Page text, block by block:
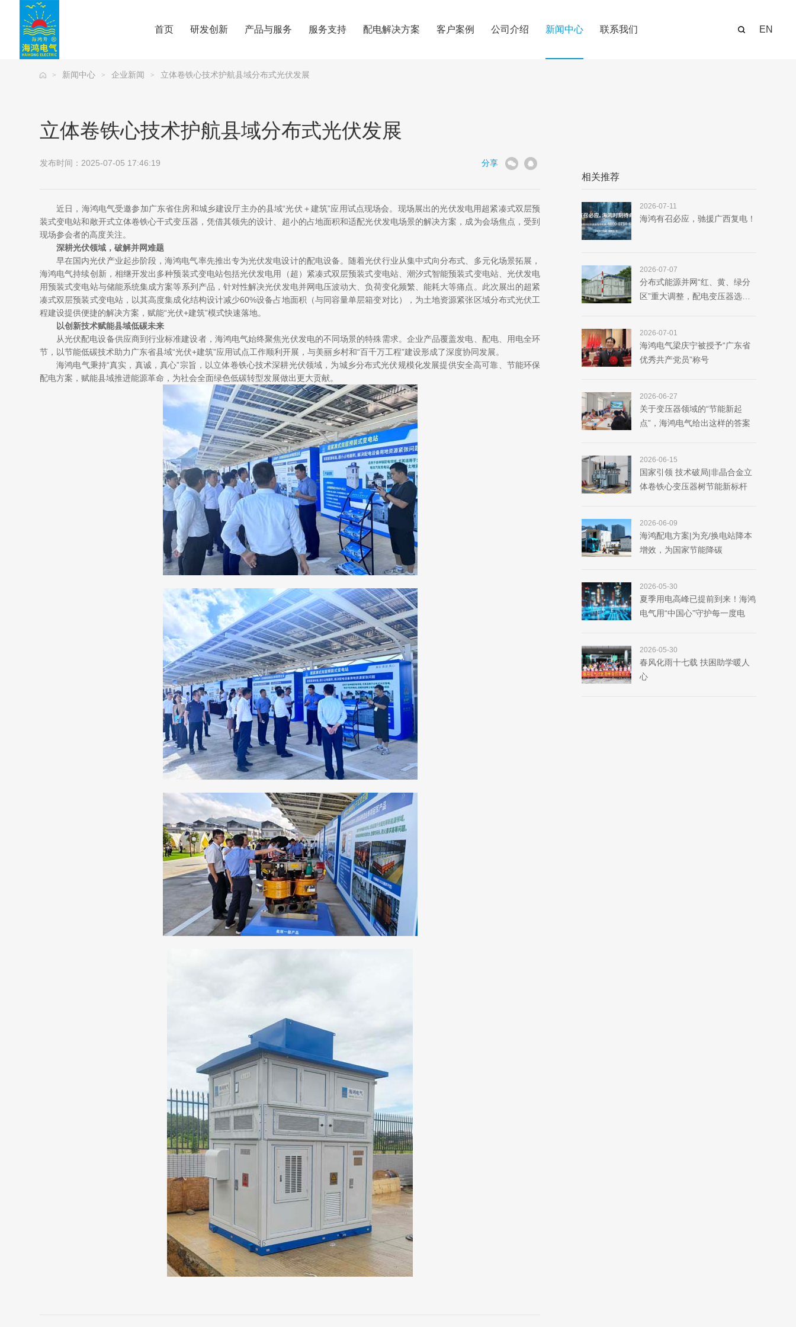
首页 研发创新 产品与服务 服务支持 配电解决方案 客户案例 公司介绍 新闻中心 联系我们 EN
> 新闻中心 > 企业新闻 > 立体卷铁心技术护航县域分布式光伏发展
立体卷铁心技术护航县域分布式光伏发展
发布时间：2025-07-05 17:46:19 分享
近日，海鸿电气受邀参加广东省住房和城乡建设厅主办的县域“光伏＋建筑”应用试点现场会。现场展出的光伏发电用超紧凑式双层预
装式变电站和敞开式立体卷铁心干式变压器，凭借其领先的设计、超小的占地面积和适配光伏发电场景的解决方案，成为会场焦点，受到
现场参会者的高度关注。
深耕光伏领域，破解并网难题
早在国内光伏产业起步阶段，海鸿电气率先推出专为光伏发电设计的配电设备。随着光伏行业从集中式向分布式、多元化场景拓展，
海鸿电气持续创新，相继开发出多种预装式变电站包括光伏发电用（超）紧凑式双层预装式变电站、潮汐式智能预装式变电站、光伏发电
用预装式变电站与储能系统集成方案等系列产品，针对性解决光伏发电并网电压波动大、负荷变化频繁、能耗大等痛点。此次展出的超紧
凑式双层预装式变电站，以其高度集成化结构设计减少60%设备占地面积（与同容量单层箱变对比），为土地资源紧张区域分布式光伏工
程建设提供便捷的解决方案，赋能“光伏+建筑”模式快速落地。
以创新技术赋能县域低碳未来
从光伏配电设备供应商到行业标准建设者，海鸿电气始终聚焦光伏发电的不同场景的特殊需求。企业产品覆盖发电、配电、用电全环
节，以节能低碳技术助力广东省县域“光伏+建筑”应用试点工作顺利开展，与美丽乡村和“百千万工程”建设形成了深度协同发展。
海鸿电气秉持“真实，真诚，真心”宗旨，以立体卷铁心技术深耕光伏领域，为城乡分布式光伏规模化发展提供安全高可靠、节能环保
配电方案，赋能县域推进能源革命，为社会全面绿色低碳转型发展做出更大贡献。
相关推荐
2026-07-11
海鸿有召必应，驰援广西复电！
2026-07-07
分布式能源并网“红、黄、绿分
区”重大调整，配电变压器选型
2026-07-01
海鸿电气梁庆宁被授予“广东省
优秀共产党员”称号
2026-06-27
关于变压器领域的“节能新起
点”，海鸿电气给出这样的答案
2026-06-15
国家引领 技术破局|非晶合金立
体卷铁心变压器树节能新标杆
2026-06-09
海鸿配电方案|为充/换电站降本
增效，为国家节能降碳
2026-05-30
夏季用电高峰已提前到来！海鸿
电气用“中国心”守护每一度电
2026-05-30
春风化雨十七载 扶困助学暖人
心